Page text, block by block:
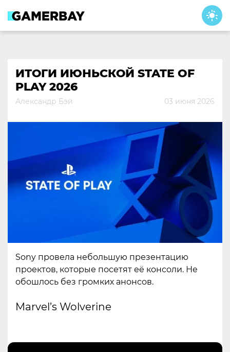
content
ИТОГИ ИЮНЬСКОЙ STATE OF
PLAY 2026
Александр Бэй 03 июня 2026
Sony провела небольшую презентацию
проектов, которые посетят её консоли. Не
обошлось без громких анонсов.
Marvel’s Wolverine